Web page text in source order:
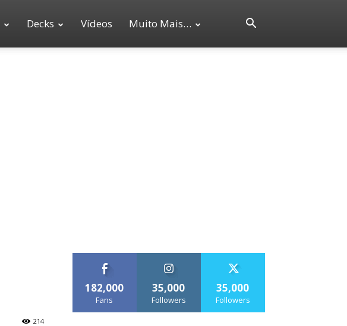
Decks Vídeos Muito Mais…
214
182,000
Fans
35,000
Followers
35,000
Followers